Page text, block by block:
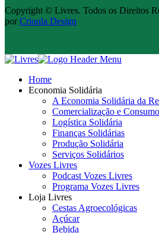
Copyright © Livres. Todos os Direitos
por Crioula Design
Home
Economia Solidária
A Economia Solidária da
Comercialização e
Logística Solidária
Finanças Solidárias
Produção Solidária
Serviços Solidários
Vozes Livres
Podcast Vozes Livres
Programa Vozes Livres
Loja Livres
Cestas Agroecológicas
Açúcar
Bebida